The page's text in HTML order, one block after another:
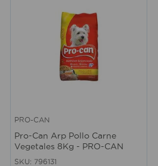
Vista rápida
PRO-CAN
Pro-Can Arp Pollo Carne
Vegetales 8Kg - PRO-CAN
SKU: 796131